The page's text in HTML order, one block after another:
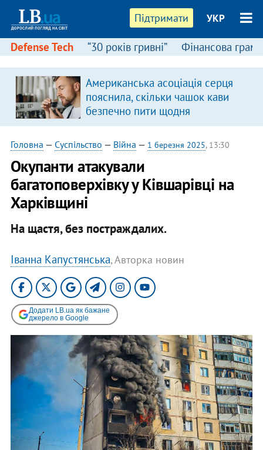
Підтримати УКР
Defense Tech “30 років гривні” Фінансова
Американська асоціація серця
пояснила, скільки чашок кави
безпечно пити щодня
Головна — Суспільство — Війна — 1 березня 2025, 13:30
Окупанти атакували
багатоповерхівку у Ківшарівці на
Харківщині
На щастя, без постраждалих.
Іванна Капустянська, Авторка новин
Додати LB.ua як бажане
джерело в Google